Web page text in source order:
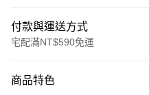
付款與運送方式
宅配滿NT$590免運
POYA支付
商品特色